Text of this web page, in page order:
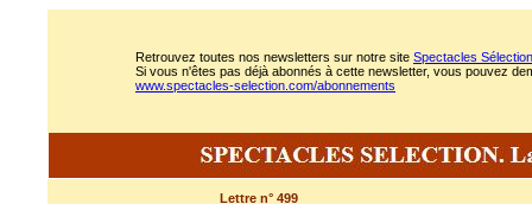
Retrouvez toutes nos newsletters sur notre site Spectacles Sélection
Si vous n'êtes pas déjà abonnés à cette newsletter, vous pouvez
www.spectacles-selection.com/abonnements
Lettre n° 499